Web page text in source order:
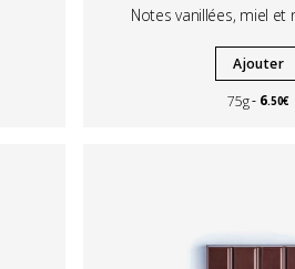
Notes vanillées, miel et
Ajouter
75g
6.50€